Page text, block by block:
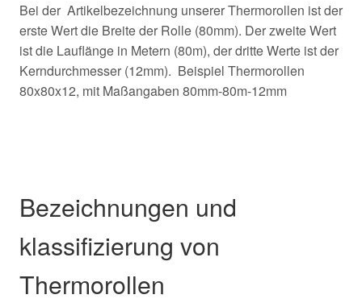
Bei der Artikelbezeichnung unserer Thermorollen ist der
erste Wert die Breite der Rolle (80mm). Der zweite Wert
ist die Lauflänge in Metern (80m), der dritte Werte ist der
Kerndurchmesser (12mm). Beispiel Thermorollen
80x80x12, mit Maßangaben 80mm-80m-12mm
Bezeichnungen und
klassifizierung von
Thermorollen